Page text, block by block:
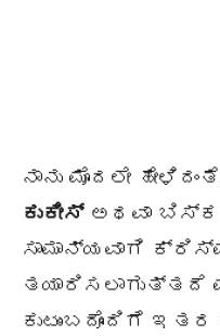
ನಾನು ಮೊದಲೇ
ಕುಕೀಸ್ಅಥವಾ
ಸಾಮಾನ್ಯವಾಗಿ
ತಯಾರಿಸಲಾಗುತ್ತದೆ
ಕುಟುಂಬದೊಂದಿಗೆ